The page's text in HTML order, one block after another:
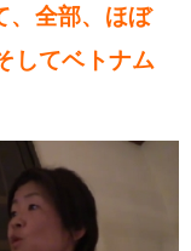
、全部、ほぼ
してベトナム